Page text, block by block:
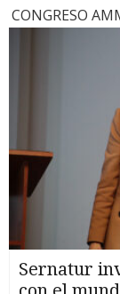
CONGRESO
Sernatur